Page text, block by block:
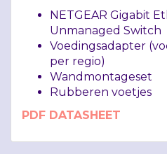
NETGEAR Gigabit
Unmanaged Switch
Voedingsadapter
per regio)
Wandmontageset
Rubberen voetjes
PDF DATASHEET